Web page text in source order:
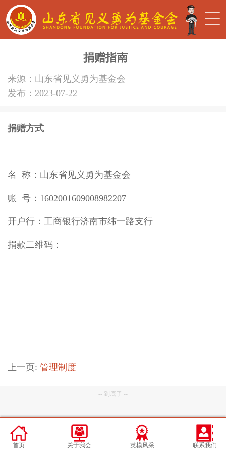
捐赠指南
来源：山东省见义勇为基金会
发布：2023-07-22
捐赠方式
名 称：山东省见义勇为基金会
账 号：1602001609008982207
开户行：工商银行济南市纬一路支行
捐款二维码：
上一页: 管理制度
-- 到底了 --
首页 关于我会 英模风采 联系我们